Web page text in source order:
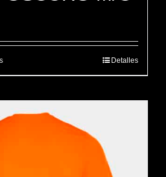
Este
producto
múltiples
Detalles